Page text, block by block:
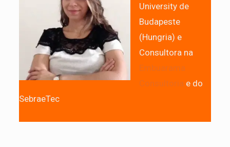
University de
Budapeste
(Hungria) e
Consultora na
Embuarama
Consultoria e do
SebraeTec